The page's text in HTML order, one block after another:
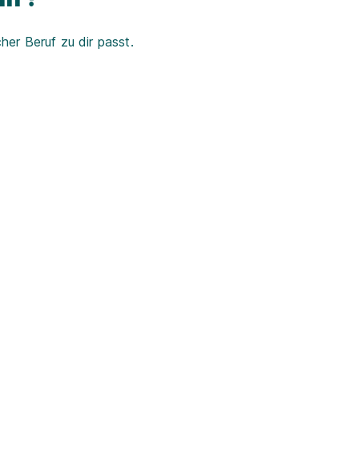
Beruf zu dir passt.